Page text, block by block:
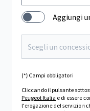
Aggiungi
Scegli un
(*) Campi obbligatori
Cliccando il pulsante
Peugeot Italia e di essere
l'erogazione del servizio